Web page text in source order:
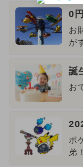
0
お
が
誕
お
ポ
弟